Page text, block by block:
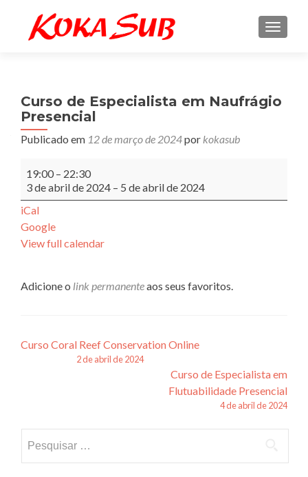
Curso de Especialista em Naufrágio
Presencial
Publicado em 12 de março de 2024por kokasub
de
Especialista
em
Presencial
19:00 – 22:30
3 de abril de 2024 – 5 de abril de 2024
iCal
Google
View full calendar
Adicione o link permanenteaos seus favoritos.
Navegação
Curso Coral Reef Conservation Online
2 de abril de 2024
Curso de Especialista em
Flutuabilidade Presencial
4 de abril de 2024
por: